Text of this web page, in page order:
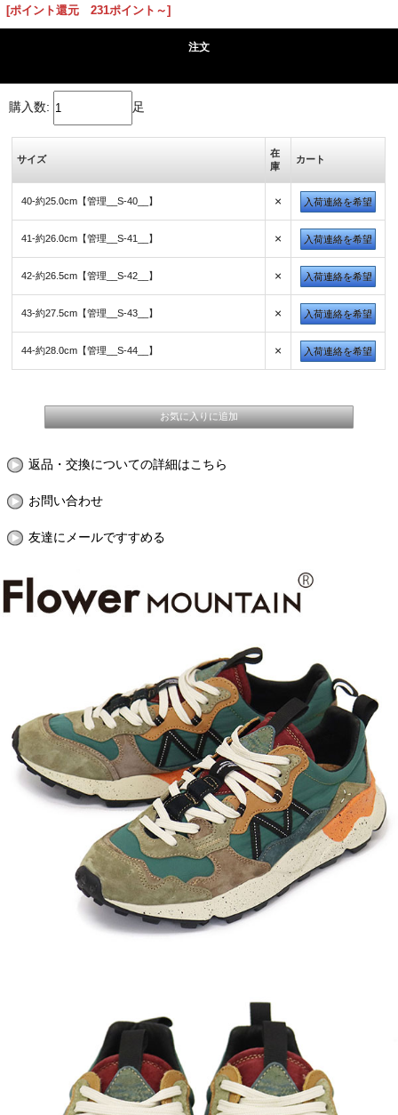
[ポイント還元 231ポイント～]
注文
購入数: 足
サイズ
在
庫
カート
40-約25.0cm【管理__S-40__】 × 入荷連絡を希望
41-約26.0cm【管理__S-41__】 × 入荷連絡を希望
42-約26.5cm【管理__S-42__】 × 入荷連絡を希望
43-約27.5cm【管理__S-43__】 × 入荷連絡を希望
44-約28.0cm【管理__S-44__】 × 入荷連絡を希望
返品・交換についての詳細はこちら
お問い合わせ
友達にメールですすめる